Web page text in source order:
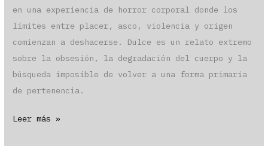
en una experiencia de horror corporal donde los
límites entre placer, asco, violencia y origen
comienzan a deshacerse. Dulce es un relato extremo
sobre la obsesión, la degradación del cuerpo y la
búsqueda imposible de volver a una forma primaria
de pertenencia.
«Dulce» por
Leer más »